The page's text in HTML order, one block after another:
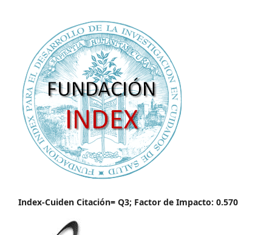
Index-Cuiden Citación= Q3; Factor de Impacto: 0.570